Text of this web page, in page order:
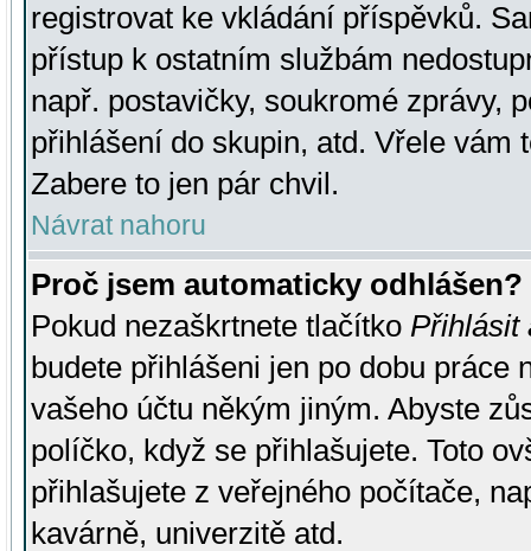
registrovat ke vkládání příspěvků.
přístup k ostatním službám
např. postavičky, soukromé zprávy,
přihlášení do skupin, atd. Vřele vám
Zabere to jen pár chvil.
Návrat nahoru
Proč jsem automaticky odhlášen?
Pokud nezaškrtnete tlačítko Přihlásit
budete přihlášeni jen po dobu práce
vašeho účtu někým jiným. Abyste
políčko, když se přihlašujete. Toto
přihlašujete z veřejného počítače,
kavárně, univerzitě atd.